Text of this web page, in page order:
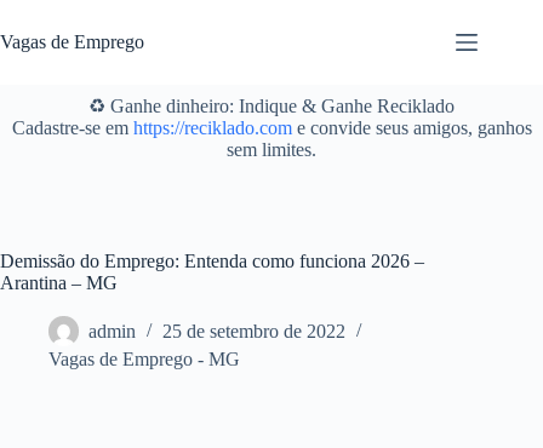
para
o
Vagas de Emprego
♻️ Ganhe dinheiro: Indique & Ganhe Reciklado
Cadastre-se em https://reciklado.come convide seus amigos, ganhos
sem limites.
Demissão do Emprego: Entenda como funciona 2026 –
Arantina – MG
admin
25 de setembro de 2022
Vagas de Emprego - MG